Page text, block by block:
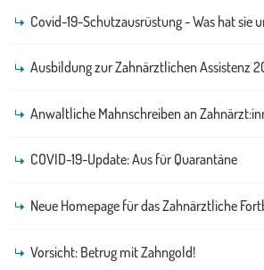
Covid-19-Schutzausrüstung - Was hat sie
Ausbildung zur Zahnärztlichen Assistenz
Anwaltliche Mahnschreiben an
COVID-19-Update: Aus für Quarantäne
Neue Homepage für das Zahnärztliche
Vorsicht: Betrug mit Zahngold!